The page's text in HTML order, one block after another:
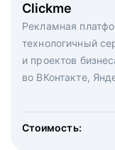
Clickme
Рекламная
технологичный
и проектов
во ВКонтакте,
Стоимость:
Вакансия дня
Рекламный
hh.ru.
Массовый подбор
кандидатов и
маркетологи,
hh.ru с целым